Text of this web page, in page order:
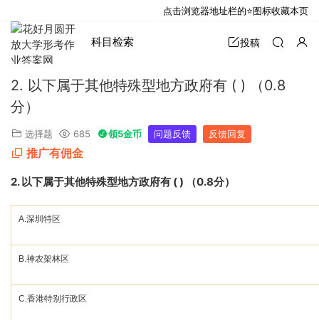
科目检索 投稿
2. 以下属于其他特殊型地方政府有 ( ) （0.8
分）
选择题 685 领5金币 问题反馈 反馈回复
推广有佣金
2.以下属于其他特殊型地方政府有 ( ) （0.8分）
A.深圳特区
B.神农架林区
C.香港特别行政区
点击浏览器地址栏的⭐图标收藏本页